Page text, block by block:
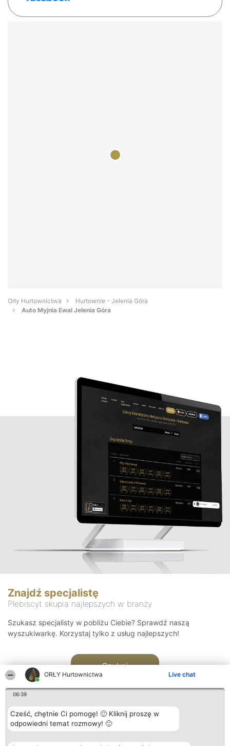
ORŁY Hurtownictwa Live chat
06:39
Cześć, chętnie Ci pomogę! 🙂 Kliknij proszę w
odpowiedni temat rozmowy! 🙂
Orły Hurtownictwa
Hurtownie - Jelenia Góra
Auto Myjnia Ewal Jelenia Góra
Znajdź specjalistę
Plebiscyt skupia najlepszych w branży
Szukasz specjalisty w pobliżu Ciebie? Sprawdź naszą
wyszukiwarkę. Korzystaj tylko z usług najlepszych!
Szukaj
Organizator plebiscytu Plebiscyt Kontakt